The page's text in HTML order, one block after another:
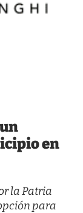
en
la Patria
para